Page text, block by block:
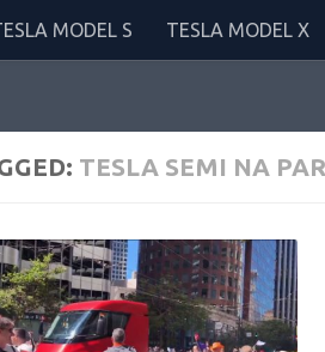
MODEL S TESLA MODEL X
TESLA SEMI NA